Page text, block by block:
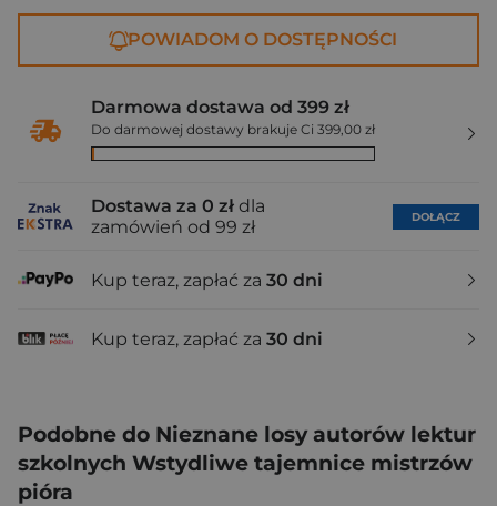
POWIADOM O DOSTĘPNOŚCI
Darmowa dostawa od 399 zł
Do darmowej dostawy brakuje Ci 399,00 zł
Dostawa za 0 zł dla
zamówień od 99 zł
DOŁĄCZ
Kup teraz, zapłać za 30 dni
Kup teraz, zapłać za 30 dni
Podobne do Nieznane losy autorów lektur
szkolnych Wstydliwe tajemnice mistrzów
pióra